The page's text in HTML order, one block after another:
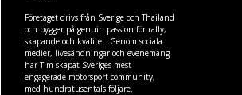
Företaget drivs från Sverige och Thailand
och bygger på genuin passion för rally,
skapande och kvalitet. Genom sociala
medier, livesändningar och evenemang
har Tim skapat Sveriges mest
engagerade motorsport-community,
med hundratusentals följare.